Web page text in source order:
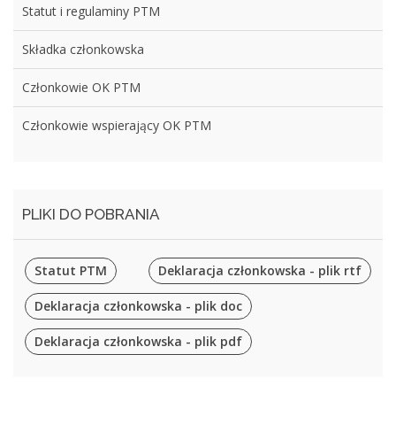
Statut i regulaminy PTM
Składka członkowska
Członkowie OK PTM
Członkowie wspierający OK PTM
PLIKI DO POBRANIA
Statut PTM Deklaracja członkowska - plik rtf
Deklaracja członkowska - plik doc
Deklaracja członkowska - plik pdf